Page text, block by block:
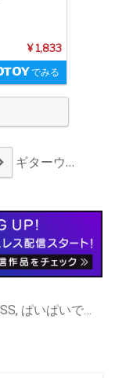
¥ 1,833
でみる
ギターウルフ、2月リ...
[ニュース] DJ後藤まりこ, GOMESS, ぱいぱいでか美, バンドじゃないもん!, バンドじゃないもん！MAXX NAKAYOSHI, ヤなことそっとミュート, 後藤まりこ, 後藤まりこアコースティックviolence POP, 校庭カメラガールドライ, 神聖かまってちゃん, 絵恋, 絵恋ちゃん, 絶対忘れるな